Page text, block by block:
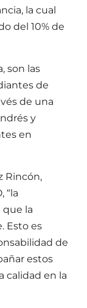
la cual
del 10% de
son las
de
de una
y
en
Rincón,
“la
que la
Esto es
de
estos
calidad en la